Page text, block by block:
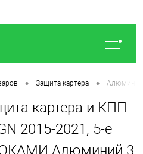
• Защита картера •
картера и КПП
2015-2021, 5-е
Алюминий 3